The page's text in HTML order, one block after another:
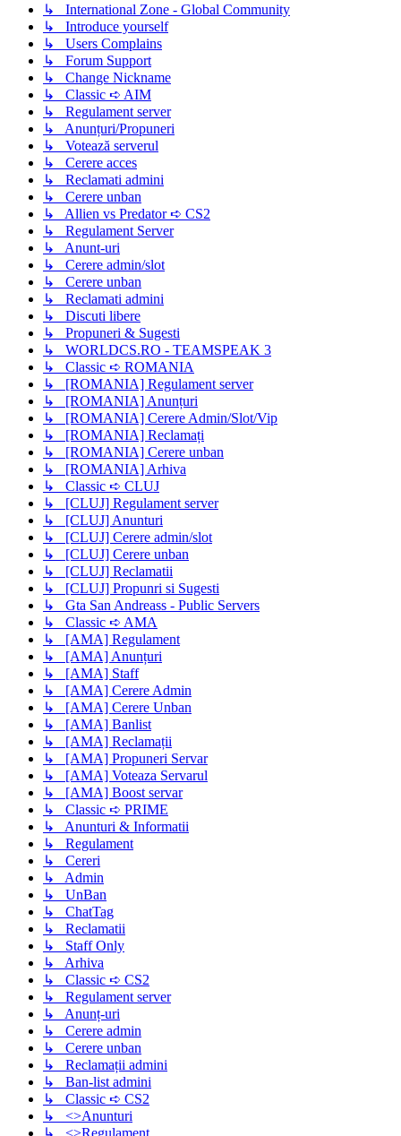
↳ International Zone - Global Community
↳ Introduce yourself
↳ Users Complains
↳ Forum Support
↳ Change Nickname
↳ Classic ➪ AIM
↳ Regulament server
↳ Anunțuri/Propuneri
↳ Votează serverul
↳ Cerere acces
↳ Reclamati admini
↳ Cerere unban
↳ Allien vs Predator ➪ CS2
↳ Regulament Server
↳ Anunt-uri
↳ Cerere admin/slot
↳ Cerere unban
↳ Reclamati admini
↳ Discuti libere
↳ Propuneri & Sugesti
↳ WORLDCS.RO - TEAMSPEAK 3
↳ Classic ➪ ROMANIA
↳ [ROMANIA] Regulament server
↳ [ROMANIA] Anunțuri
↳ [ROMANIA] Cerere Admin/Slot/Vip
↳ [ROMANIA] Reclamați
↳ [ROMANIA] Cerere unban
↳ [ROMANIA] Arhiva
↳ Classic ➪ CLUJ
↳ [CLUJ] Regulament server
↳ [CLUJ] Anunturi
↳ [CLUJ] Cerere admin/slot
↳ [CLUJ] Cerere unban
↳ [CLUJ] Reclamatii
↳ [CLUJ] Propunri si Sugesti
↳ Gta San Andreass - Public Servers
↳ Classic ➪ AMA
↳ [AMA] Regulament
↳ [AMA] Anunțuri
↳ [AMA] Staff
↳ [AMA] Cerere Admin
↳ [AMA] Cerere Unban
↳ [AMA] Banlist
↳ [AMA] Reclamații
↳ [AMA] Propuneri Servar
↳ [AMA] Voteaza Servarul
↳ [AMA] Boost servar
↳ Classic ➪ PRIME
↳ Anunturi & Informatii
↳ Regulament
↳ Cereri
↳ Admin
↳ UnBan
↳ ChatTag
↳ Reclamatii
↳ Staff Only
↳ Arhiva
↳ Classic ➪ CS2
↳ Regulament server
↳ Anunț-uri
↳ Cerere admin
↳ Cerere unban
↳ Reclamații admini
↳ Ban-list admini
↳ Classic ➪ CS2
↳ <>Anunturi